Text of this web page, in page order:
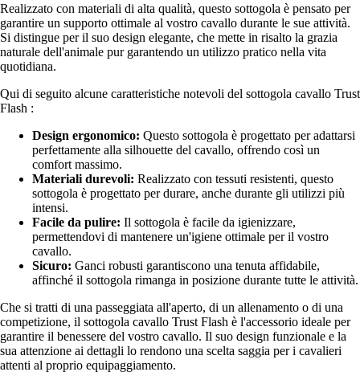
Realizzato con materiali di alta qualità, questo sottogola è pensato per
garantire un supporto ottimale al vostro cavallo durante le sue attività.
Si distingue per il suo design elegante, che mette in risalto la grazia
naturale dell'animale pur garantendo un utilizzo pratico nella vita
quotidiana.
Qui di seguito alcune caratteristiche notevoli del sottogola cavallo Trust
Flash :
Design ergonomico: Questo sottogola è progettato per adattarsi
perfettamente alla silhouette del cavallo, offrendo così un
comfort massimo.
Materiali durevoli: Realizzato con tessuti resistenti, questo
sottogola è progettato per durare, anche durante gli utilizzi più
intensi.
Facile da pulire: Il sottogola è facile da igienizzare,
permettendovi di mantenere un'igiene ottimale per il vostro
cavallo.
Sicuro: Ganci robusti garantiscono una tenuta affidabile,
affinché il sottogola rimanga in posizione durante tutte le attività.
Che si tratti di una passeggiata all'aperto, di un allenamento o di una
competizione, il sottogola cavallo Trust Flash è l'accessorio ideale per
garantire il benessere del vostro cavallo. Il suo design funzionale e la
sua attenzione ai dettagli lo rendono una scelta saggia per i cavalieri
attenti al proprio equipaggiamento.